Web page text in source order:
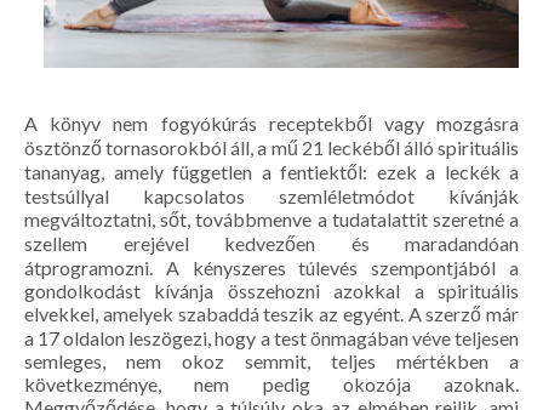
A könyv nem fogyókúrás receptekből vagy mozgásra
ösztönző tornasorokból áll, a mű 21 leckéből álló spirituális
tananyag, amely független a fentiektől: ezek a leckék a
testsúllyal kapcsolatos szemléletmódot kívánják
megváltoztatni, sőt, továbbmenve a tudatalattit szeretné a
szellem erejével kedvezően és maradandóan
átprogramozni. A kényszeres túlevés szempontjából a
gondolkodást kívánja összehozni azokkal a spirituális
elvekkel, amelyek szabaddá teszik az egyént. A szerző már
a 17 oldalon leszögezi, hogy a test önmagában véve teljesen
semleges, nem okoz semmit, teljes mértékben a
következménye, nem pedig okozója azoknak.